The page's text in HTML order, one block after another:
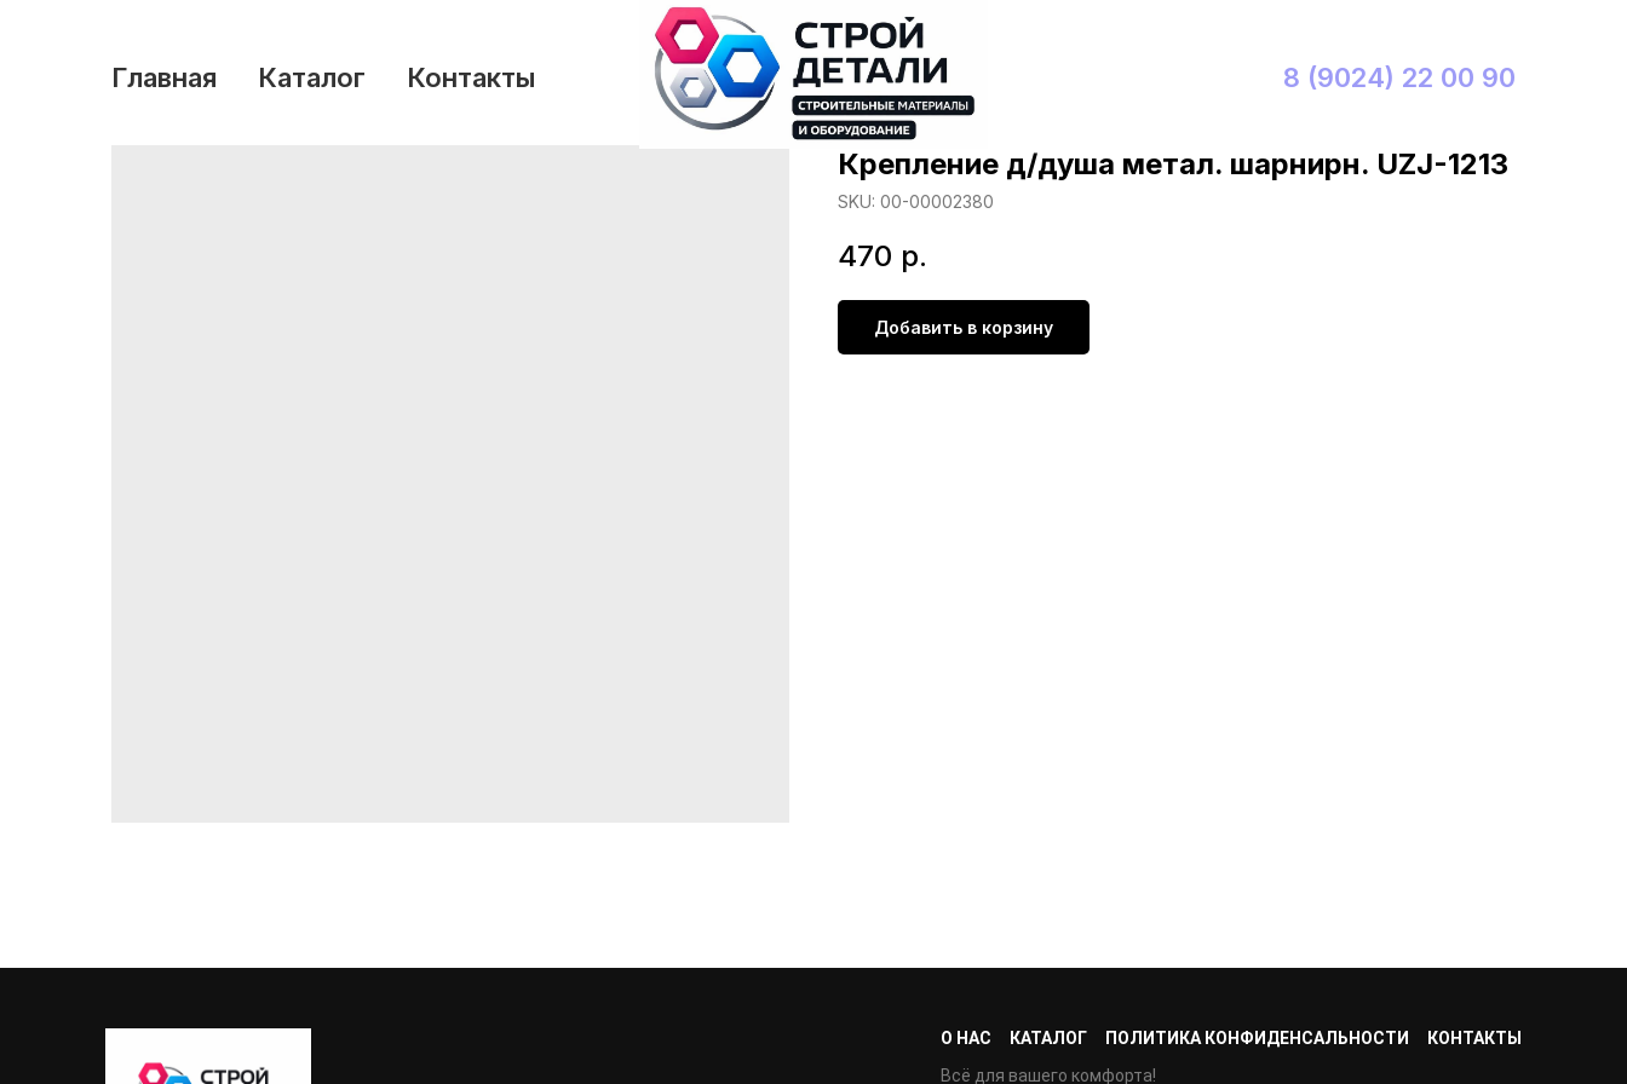
Главная Каталог Контакты 8 (9024) 22 00 90
Крепление д/душа метал. шарнирн. UZJ-1213
SKU: 00-00002380
470 р.
Добавить в корзину
О НАС КАТАЛОГ ПОЛИТИКА КОНФИДЕНСАЛЬНОСТИ
КОНТАКТЫ
Всё для вашего комфорта!